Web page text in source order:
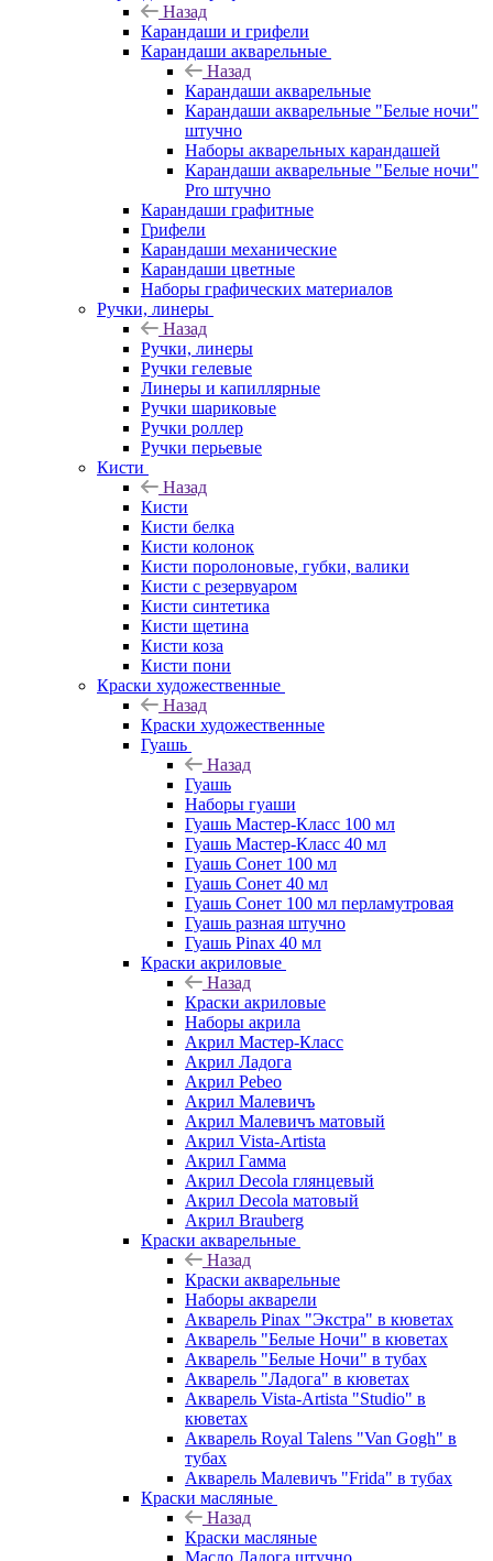
Назад
Карандаши и грифели
Карандаши акварельные
Назад
Карандаши акварельные
Карандаши акварельные "Белые ночи"
штучно
Наборы акварельных карандашей
Карандаши акварельные "Белые ночи"
Pro штучно
Карандаши графитные
Грифели
Карандаши механические
Карандаши цветные
Наборы графических материалов
Ручки, линеры
Назад
Ручки, линеры
Ручки гелевые
Линеры и капиллярные
Ручки шариковые
Ручки роллер
Ручки перьевые
Кисти
Назад
Кисти
Кисти белка
Кисти колонок
Кисти поролоновые, губки, валики
Кисти с резервуаром
Кисти синтетика
Кисти щетина
Кисти коза
Кисти пони
Краски художественные
Назад
Краски художественные
Гуашь
Назад
Гуашь
Наборы гуаши
Гуашь Мастер-Класс 100 мл
Гуашь Мастер-Класс 40 мл
Гуашь Сонет 100 мл
Гуашь Сонет 40 мл
Гуашь Сонет 100 мл перламутровая
Гуашь разная штучно
Гуашь Pinax 40 мл
Краски акриловые
Назад
Краски акриловые
Наборы акрила
Акрил Мастер-Класс
Акрил Ладога
Акрил Pebeo
Акрил Малевичъ
Акрил Малевичъ матовый
Акрил Vista-Artista
Акрил Гамма
Акрил Decola глянцевый
Акрил Decola матовый
Акрил Brauberg
Краски акварельные
Назад
Краски акварельные
Наборы акварели
Акварель Pinax "Экстра" в кюветах
Акварель "Белые Ночи" в кюветах
Акварель "Белые Ночи" в тубах
Акварель "Ладога" в кюветах
Акварель Vista-Artista "Studio" в
кюветах
Акварель Royal Talens "Van Gogh" в
тубах
Акварель Малевичъ "Frida" в тубах
Краски масляные
Назад
Краски масляные
Масло Ладога штучно